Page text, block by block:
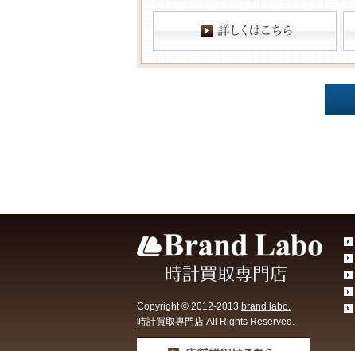
Copyright © 2012-2013 brand labo.
時計買取専門店 All Rights Reserved.